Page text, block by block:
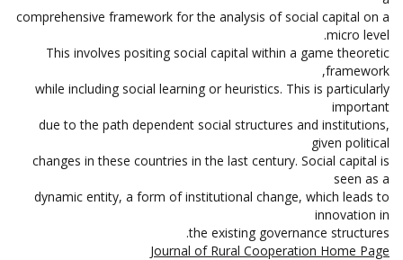
comprehensive framework for the analysis of social capital on a
micro level.
This involves positing social capital within a game theoretic
framework,
while including social learning or heuristics. This is particularly
important
due to the path dependent social structures and institutions,
given political
changes in these countries in the last century. Social capital is
seen as a
dynamic entity, a form of institutional change, which leads to
innovation in
the existing governance structures.
Journal of Rural Cooperation Home Page